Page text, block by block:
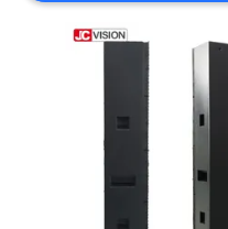
ANGEBOT